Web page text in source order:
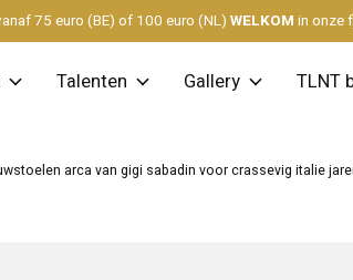
75 euro (BE) of 100 euro (NL) WELKOM in onze
Talenten Gallery TLNT
arca van gigi sabadin voor crassevig italie